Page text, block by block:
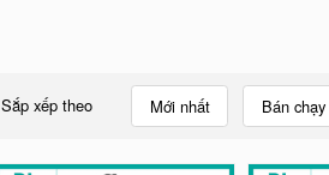
Sắp xếp theo Mới nhất Bán chạy